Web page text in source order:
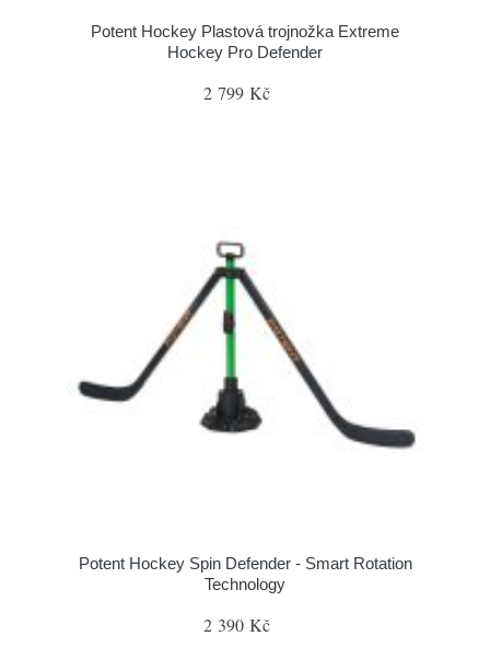
Potent Hockey Plastová trojnožka Extreme
Hockey Pro Defender
2 799 Kč
Potent Hockey Spin Defender - Smart Rotation
Technology
2 390 Kč